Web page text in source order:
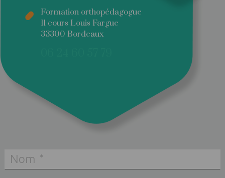
Formation orthopédagogue
11 cours Louis Fargue
33300 Bordeaux